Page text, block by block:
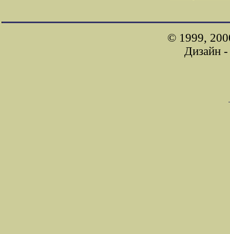
© 1999,
Дизайн